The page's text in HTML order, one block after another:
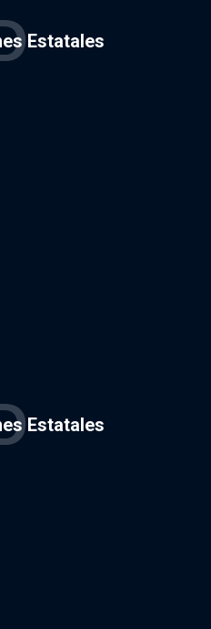
Estatales
Estatales